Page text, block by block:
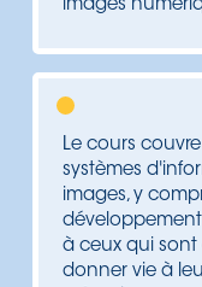
images
Le cours
systèmes
images, y
développement
à ceux qui sont
donner vie à